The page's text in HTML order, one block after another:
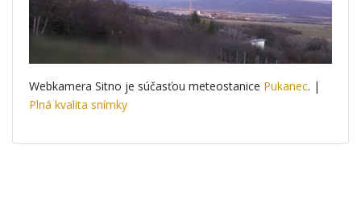
Webkamera Sitno je súčasťou meteostanice Pukanec. |
Plná kvalita snímky